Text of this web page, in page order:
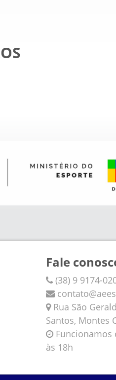
Fale
(38) 9 9174-
Rua São
Santos, Montes
Funcionamos
às 18h